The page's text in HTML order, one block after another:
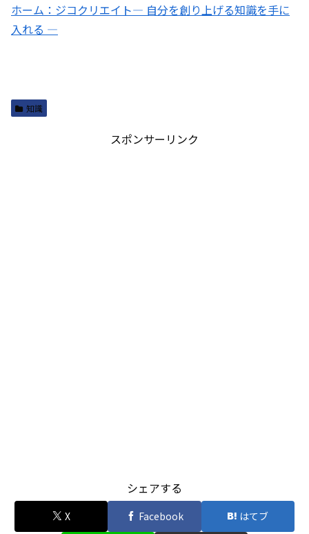
ホーム：ジコクリエイト― 自分を創り上げる知識を手に
入れる ―
知識
スポンサーリンク
シェアする
X Facebook はてブ